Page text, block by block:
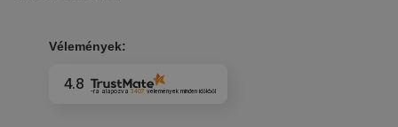
Vélemények:
4.8 -ra alapozva 3407 véleményekminden időkből